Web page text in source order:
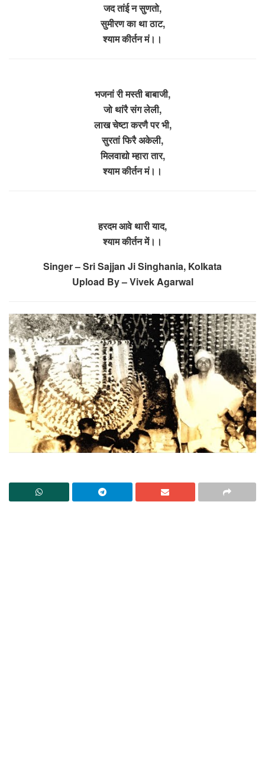
जद तांई न सुणतो,
सुमीरण का था ठाट,
श्याम कीर्तन मं।।
भजनां री मस्ती बाबाजी,
जो थांरै संग लेली,
लाख चेष्टा करणै पर भी,
सुरतां फिरै अकेली,
मिलवाद्यो म्हारा तार,
श्याम कीर्तन मं।।
हरदम आवे थारी याद,
श्याम कीर्तन में।।
Singer – Sri Sajjan Ji Singhania, Kolkata
Upload By – Vivek Agarwal